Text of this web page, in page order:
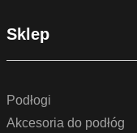
Sklep
Podłogi
Akcesoria do podłóg